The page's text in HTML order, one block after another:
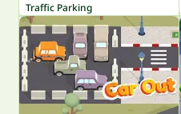
Traffic Parking